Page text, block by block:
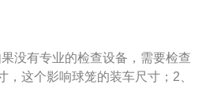
有差速器，半轴是直接与差速器
时间使用可能会出现老化现象。
封性能下降，这样会导致球笼漏
球笼就会出现润滑不良现象，还
，那球笼的旷量就会变大，这样
没有专业的检查设备，需要检查
这个影响球笼的装车尺寸；2、
油封挡有所差别；3、看看内花